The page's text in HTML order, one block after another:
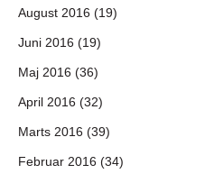
August 2016 (19)
Juni 2016 (19)
Maj 2016 (36)
April 2016 (32)
Marts 2016 (39)
Februar 2016 (34)